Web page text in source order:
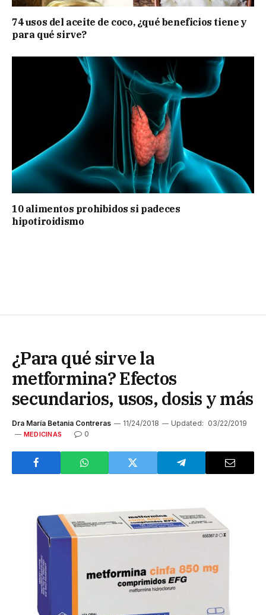
74 usos del aceite de coco, ¿qué beneficios tiene y
para qué sirve?
10 alimentos prohibidos si padeces
hipotiroidismo
¿Para qué sirve la
metformina? Efectos
secundarios, usos, dosis y más
Dra María Betania Contreras 11/24/2018 Updated: 03/22/2019
MEDICINAS 0